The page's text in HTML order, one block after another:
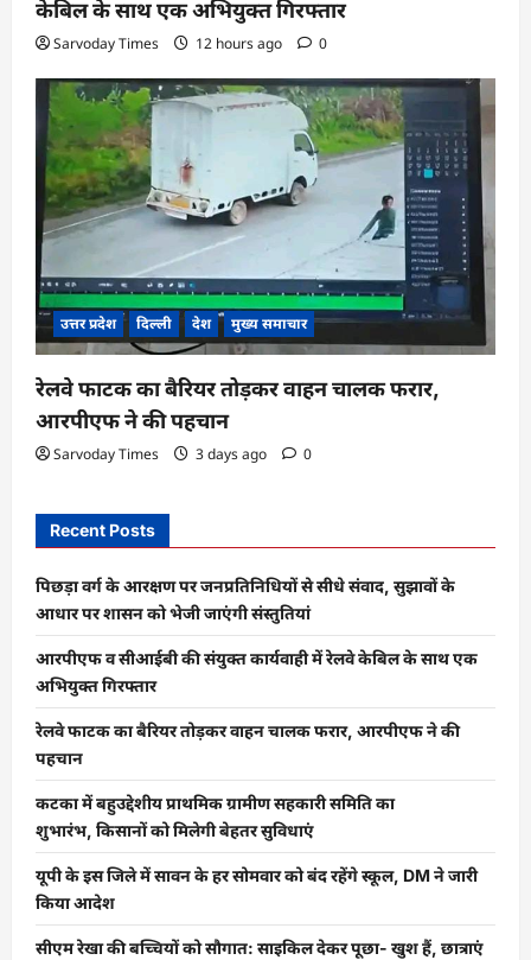
केबिल के साथ एक अभियुक्त गिरफ्तार
Sarvoday Times 12 hours ago 0
उत्तर प्रदेश दिल्ली देश मुख्य समाचार
रेलवे फाटक का बैरियर तोड़कर वाहन चालक फरार,
आरपीएफ ने की पहचान
Sarvoday Times 3 days ago 0
Recent Posts
पिछड़ा वर्ग के आरक्षण पर जनप्रतिनिधियों से सीधे संवाद, सुझावों के
आधार पर शासन को भेजी जाएंगी संस्तुतियां
आरपीएफ व सीआईबी की संयुक्त कार्यवाही में रेलवे केबिल के साथ एक
अभियुक्त गिरफ्तार
रेलवे फाटक का बैरियर तोड़कर वाहन चालक फरार, आरपीएफ ने की
पहचान
कटका में बहुउद्देशीय प्राथमिक ग्रामीण सहकारी समिति का
शुभारंभ, किसानों को मिलेगी बेहतर सुविधाएं
यूपी के इस जिले में सावन के हर सोमवार को बंद रहेंगे स्कूल, DM ने जारी
किया आदेश
सीएम रेखा की बच्चियों को सौगात: साइकिल देकर पूछा- खुश हैं, छात्राएं